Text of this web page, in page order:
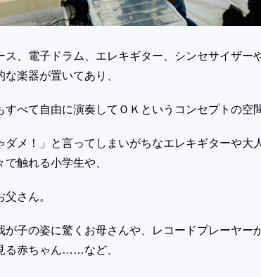
、電子ドラム、エレキギター、シンセサイザー
楽器が置いてあり、
べて自由に演奏してＯＫというコンセプトの空間
メ！」と言ってしまいがちなエレキギターや大
触れる小学生や、
さん。
子の姿に驚くお母さんや、レコードプレーヤー
る赤ちゃん……など、